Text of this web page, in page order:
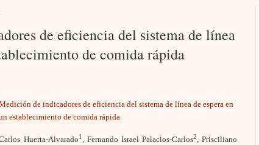
de eficiencia del sistema de línea
de comida rápida
de indicadores de eficiencia del sistema de línea de espera en
establecimiento de comida rápida
Huerta-Alvarado1, Fernando Israel Palacios-Carlos2, Prisciliano